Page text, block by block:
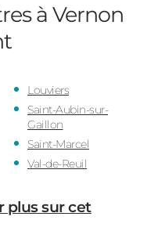
à Vernon
Louviers
Saint-Aubin-sur-
Gaillon
Saint-Marcel
Val-de-Reuil
plus sur cet